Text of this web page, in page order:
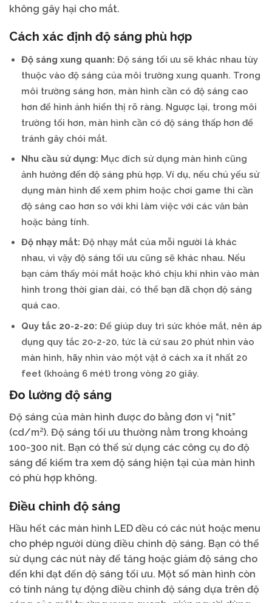
không gây hại cho mắt.
Cách xác định độ sáng phù hợp
Độ sáng xung quanh: Độ sáng tối ưu sẽ khác nhau tùy
thuộc vào độ sáng của môi trường xung quanh. Trong
môi trường sáng hơn, màn hình cần có độ sáng cao
hơn để hình ảnh hiển thị rõ ràng. Ngược lại, trong môi
trường tối hơn, màn hình cần có độ sáng thấp hơn để
tránh gây chói mắt.
Nhu cầu sử dụng: Mục đích sử dụng màn hình cũng
ảnh hưởng đến độ sáng phù hợp. Ví dụ, nếu chủ yếu sử
dụng màn hình để xem phim hoặc chơi game thì cần
độ sáng cao hơn so với khi làm việc với các văn bản
hoặc bảng tính.
Độ nhạy mắt: Độ nhạy mắt của mỗi người là khác
nhau, vì vậy độ sáng tối ưu cũng sẽ khác nhau. Nếu
bạn cảm thấy mỏi mắt hoặc khó chịu khi nhìn vào màn
hình trong thời gian dài, có thể bạn đã chọn độ sáng
quá cao.
Quy tắc 20-2-20: Để giúp duy trì sức khỏe mắt, nên áp
dụng quy tắc 20-2-20, tức là cứ sau 20 phút nhìn vào
màn hình, hãy nhìn vào một vật ở cách xa ít nhất 20
feet (khoảng 6 mét) trong vòng 20 giây.
Đo lường độ sáng
Độ sáng của màn hình được đo bằng đơn vị “nit”
(cd/m²). Độ sáng tối ưu thường nằm trong khoảng
100-300 nit. Bạn có thể sử dụng các công cụ đo độ
sáng để kiểm tra xem độ sáng hiện tại của màn hình
có phù hợp không.
Điều chỉnh độ sáng
Hầu hết các màn hình LED đều có các nút hoặc menu
cho phép người dùng điều chỉnh độ sáng. Bạn có thể
sử dụng các nút này để tăng hoặc giảm độ sáng cho
đến khi đạt đến độ sáng tối ưu. Một số màn hình còn
có tính năng tự động điều chỉnh độ sáng dựa trên độ